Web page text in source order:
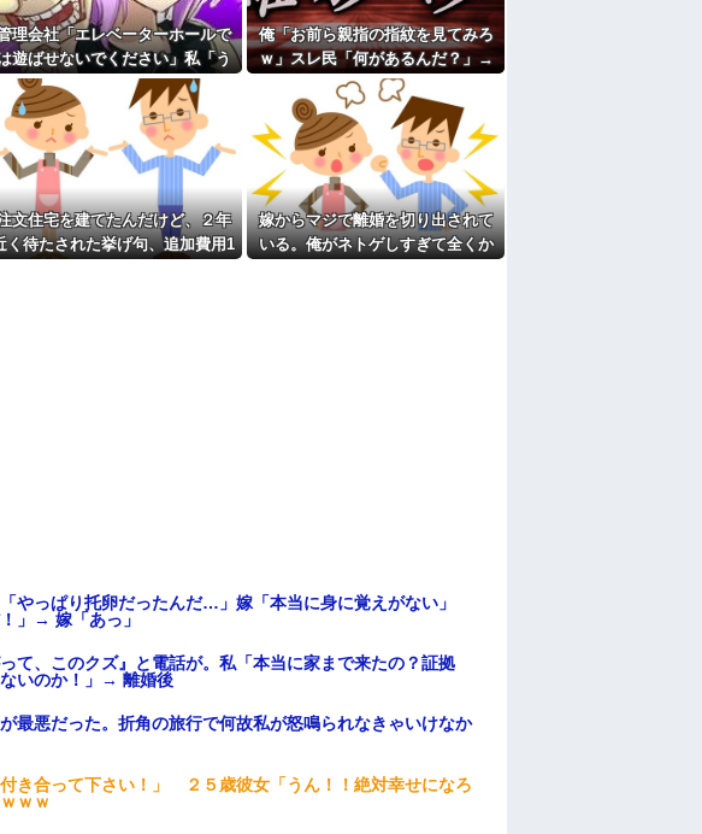
とんど鳴かないんだよな。 ○か月に一回くらいかな【再】
無理と言われた私の7年の無視生活、その理由がコレｗｗｗ
のこたつにウキウキなクロ様。【再】
】近代日本史で最も取り返しのつかなかった失敗って何？
。精神科に通院中で生活保護を受けてます。妻に酷いことばか
婚されそうです。「働くから」「心を入れ替えるから」と言って
えません。助けて
があったんだけど、「～とか～」「～とか考えて～」と何度も
に残ってしまった
り立ちを調べてみたよ
理会社「エレベーターホールで
遊ばせないでください」私「う
ちの子じゃないんですけど…」→
まさかの展開になり…
俺「お前ら親指の指紋を見てみろ
ｗ」スレ民「何があるんだ？」→
見た瞬間、思わず笑ってしまう人
が続出して…
文住宅を建てたんだけど、２年
く待たされた挙げ句、追加費用1
嫁からマジで離婚を切り出されて
いる。俺がネトゲしすぎて全くか
やっぱり托卵だったんだ…」嫁「本当に身に覚えがない」
」→ 嫁「あっ」
て、このクズ』と電話が。私「本当に家まで来たの？証拠
いのか！」→ 離婚後
最悪だった。折角の旅行で何故私が怒鳴られなきゃいけなか
き合って下さい！」 ２５歳彼女「うん！！絶対幸せになろ
ｗｗ